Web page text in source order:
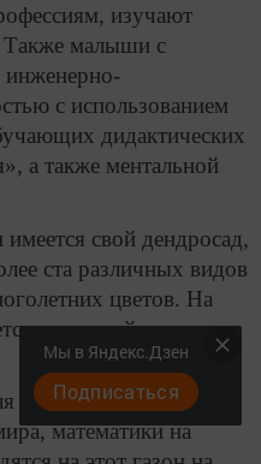
изучают
малыши с
инженерно-
с использованием
дидактических
а также ментальной
свой дендросад,
ста различных видов
цветов. На
рулонный газон с
проводят уроки
математики на
Мы в Яндекс.Дзен
Подписаться